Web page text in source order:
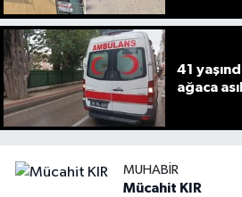
41
ağaca
MUHABIR
Mücahit KIR